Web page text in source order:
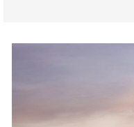
Stranden
Waar